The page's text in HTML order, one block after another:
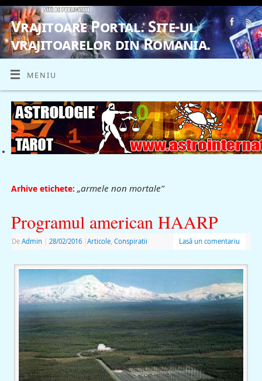
Vrajitoare Portal. Site-ul
vrajitoarelor din Romania.
VRAJITOARE, VRAJITOARELE, VRAJITOARE
MENIU
Arhive etichete: „armele non mortale”
Programul american HAARP
De Admin 28/02/2016 Articole, Conspiratii Lasă un comentariu